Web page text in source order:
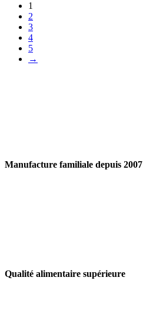
1
2
3
4
5
→
Manufacture familiale depuis 2007
Qualité alimentaire supérieure